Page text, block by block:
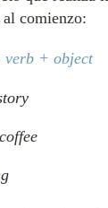
comienzo:
verb + object